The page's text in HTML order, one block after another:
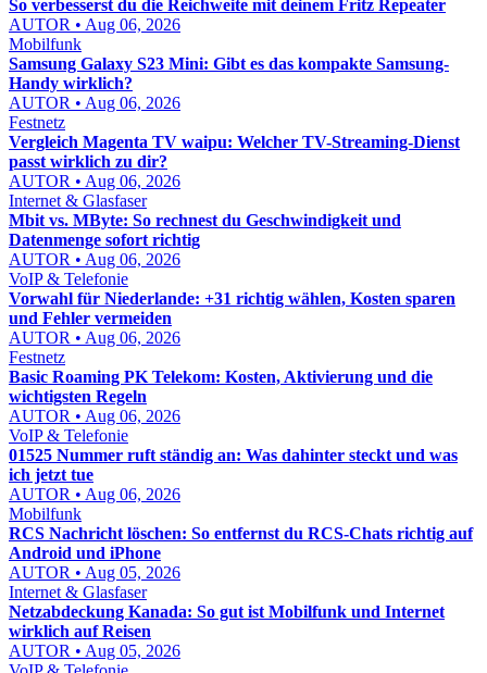
So verbesserst du die Reichweite mit deinem Fritz Repeater
AUTOR • Aug 06, 2026
Mobilfunk
Samsung Galaxy S23 Mini: Gibt es das kompakte Samsung-
Handy wirklich?
AUTOR • Aug 06, 2026
Festnetz
Vergleich Magenta TV waipu: Welcher TV-Streaming-Dienst
passt wirklich zu dir?
AUTOR • Aug 06, 2026
Internet & Glasfaser
Mbit vs. MByte: So rechnest du Geschwindigkeit und
Datenmenge sofort richtig
AUTOR • Aug 06, 2026
VoIP & Telefonie
Vorwahl für Niederlande: +31 richtig wählen, Kosten sparen
und Fehler vermeiden
AUTOR • Aug 06, 2026
Festnetz
Basic Roaming PK Telekom: Kosten, Aktivierung und die
wichtigsten Regeln
AUTOR • Aug 06, 2026
VoIP & Telefonie
01525 Nummer ruft ständig an: Was dahinter steckt und was
ich jetzt tue
AUTOR • Aug 06, 2026
Mobilfunk
RCS Nachricht löschen: So entfernst du RCS-Chats richtig auf
Android und iPhone
AUTOR • Aug 05, 2026
Internet & Glasfaser
Netzabdeckung Kanada: So gut ist Mobilfunk und Internet
wirklich auf Reisen
AUTOR • Aug 05, 2026